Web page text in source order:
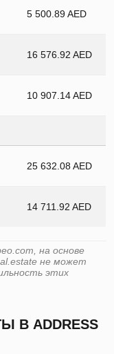
5 500.89 AED
16 576.92 AED
10 907.14 AED
25 632.08 AED
14 711.92 AED
на основе
не может
этих
В ADDRESS